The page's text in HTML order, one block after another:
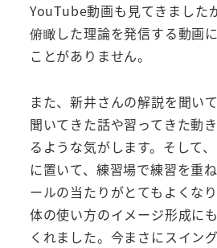
YouTube動画も見てきました
俯瞰した理論を発信する動画
ことがありません。
また、新井さんの解説を聞い
聞いてきた話や習ってきた動
るような気がします。そして
に置いて、練習場で練習を重
ールの当たりがとてもよくな
体の使い方のイメージ形成に
くれました。今まさにスイン